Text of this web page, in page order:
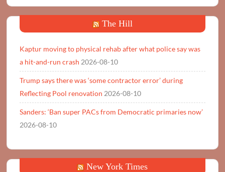
The Hill
Kaptur moving to physical rehab after what police say was
a hit-and-run crash 2026-08-10
Trump says there was ‘some contractor error’ during
Reflecting Pool renovation 2026-08-10
Sanders: ‘Ban super PACs from Democratic primaries now’
2026-08-10
New York Times